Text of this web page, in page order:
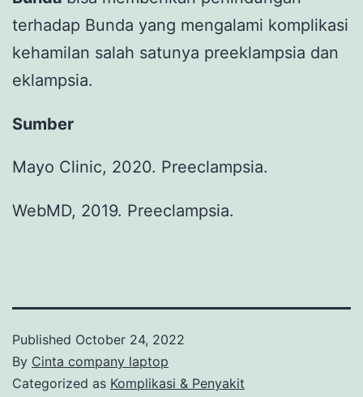
terhadap Bunda yang mengalami komplikasi
kehamilan salah satunya preeklampsia dan
eklampsia.
Sumber
Mayo Clinic, 2020. Preeclampsia.
WebMD, 2019. Preeclampsia.
Published October 24, 2022
By Cinta company laptop
Categorized as Komplikasi & Penyakit